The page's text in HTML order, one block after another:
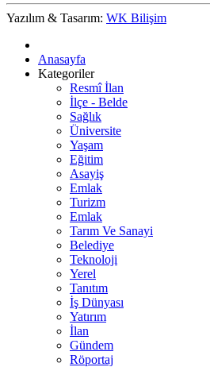
Yazılım & Tasarım: WK Bilişim
Anasayfa
Kategoriler
Resmî İlan
İlçe - Belde
Sağlık
Üniversite
Yaşam
Eğitim
Asayiş
Emlak
Turizm
Emlak
Tarım Ve Sanayi
Belediye
Teknoloji
Yerel
Tanıtım
İş Dünyası
Yatırım
İlan
Gündem
Röportaj